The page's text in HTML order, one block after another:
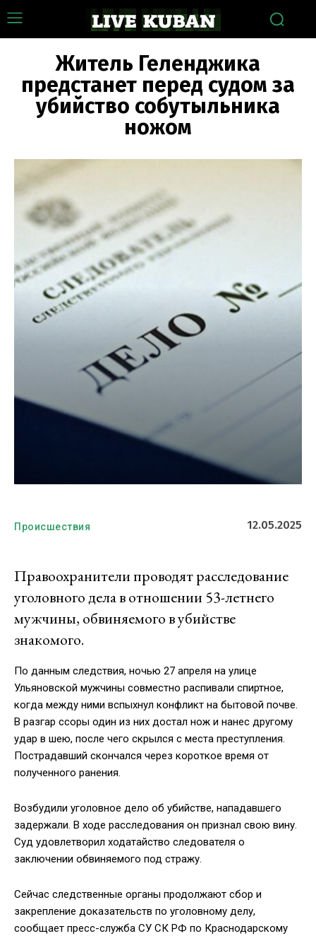
Житель Геленджика
предстанет перед судом за
убийство собутыльника
ножом
Происшествия 12.05.2025
Правоохранители проводят расследование
уголовного дела в отношении 53-летнего
мужчины, обвиняемого в убийстве
знакомого.
По данным следствия, ночью 27 апреля на улице
Ульяновской мужчины совместно распивали спиртное,
когда между ними вспыхнул конфликт на бытовой почве.
В разгар ссоры один из них достал нож и нанес другому
удар в шею, после чего скрылся с места преступления.
Пострадавший скончался через короткое время от
полученного ранения.
Возбудили уголовное дело об убийстве, нападавшего
задержали. В ходе расследования он признал свою вину.
Суд удовлетворил ходатайство следователя о
заключении обвиняемого под стражу.
Сейчас следственные органы продолжают сбор и
закрепление доказательств по уголовному делу,
сообщает пресс-служба СУ СК РФ по Краснодарскому